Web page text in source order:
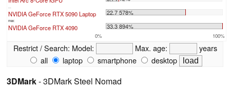
NVIDIA GeForce RTX 5090 Laptop 22.7 578%
max:
NVIDIA GeForce RTX 4090 33.3 894%
0% 100%
Restrict / Search: Model: Max. age:
years
all
laptop smartphone desktop
3DMark- 3DMark Steel Nomad